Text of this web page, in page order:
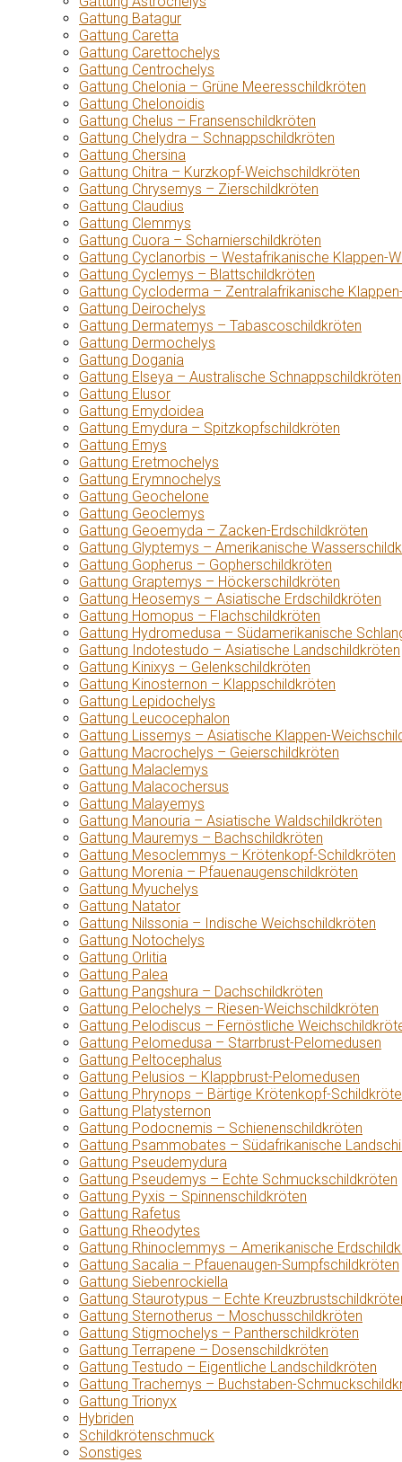
Gattung Batagur
Gattung Caretta
Gattung Carettochelys
Gattung Centrochelys
Gattung Chelonia – Grüne Meeresschildkröten
Gattung Chelonoidis
Gattung Chelus – Fransenschildkröten
Gattung Chelydra – Schnappschildkröten
Gattung Chersina
Gattung Chitra – Kurzkopf-Weichschildkröten
Gattung Chrysemys – Zierschildkröten
Gattung Claudius
Gattung Clemmys
Gattung Cuora – Scharnierschildkröten
Gattung Cyclanorbis – Westafrikanische Klappen-
Gattung Cyclemys – Blattschildkröten
Gattung Cycloderma – Zentralafrikanische
Gattung Deirochelys
Gattung Dermatemys – Tabascoschildkröten
Gattung Dermochelys
Gattung Dogania
Gattung Elseya – Australische Schnappschildkröten
Gattung Elusor
Gattung Emydoidea
Gattung Emydura – Spitzkopfschildkröten
Gattung Emys
Gattung Eretmochelys
Gattung Erymnochelys
Gattung Geochelone
Gattung Geoclemys
Gattung Geoemyda – Zacken-Erdschildkröten
Gattung Glyptemys – Amerikanische
Gattung Gopherus – Gopherschildkröten
Gattung Graptemys – Höckerschildkröten
Gattung Heosemys – Asiatische Erdschildkröten
Gattung Homopus – Flachschildkröten
Gattung Hydromedusa – Südamerikanische
Gattung Indotestudo – Asiatische Landschildkröten
Gattung Kinixys – Gelenkschildkröten
Gattung Kinosternon – Klappschildkröten
Gattung Lepidochelys
Gattung Leucocephalon
Gattung Lissemys – Asiatische Klappen-
Gattung Macrochelys – Geierschildkröten
Gattung Malaclemys
Gattung Malacochersus
Gattung Malayemys
Gattung Manouria – Asiatische Waldschildkröten
Gattung Mauremys – Bachschildkröten
Gattung Mesoclemmys – Krötenkopf-Schildkröten
Gattung Morenia – Pfauenaugenschildkröten
Gattung Myuchelys
Gattung Natator
Gattung Nilssonia – Indische Weichschildkröten
Gattung Notochelys
Gattung Orlitia
Gattung Palea
Gattung Pangshura – Dachschildkröten
Gattung Pelochelys – Riesen-Weichschildkröten
Gattung Pelodiscus – Fernöstliche
Gattung Pelomedusa – Starrbrust-Pelomedusen
Gattung Peltocephalus
Gattung Pelusios – Klappbrust-Pelomedusen
Gattung Phrynops – Bärtige Krötenkopf-
Gattung Platysternon
Gattung Podocnemis – Schienenschildkröten
Gattung Psammobates – Südafrikanische
Gattung Pseudemydura
Gattung Pseudemys – Echte Schmuckschildkröten
Gattung Pyxis – Spinnenschildkröten
Gattung Rafetus
Gattung Rheodytes
Gattung Rhinoclemmys – Amerikanische
Gattung Sacalia – Pfauenaugen-Sumpfschildkröten
Gattung Siebenrockiella
Gattung Staurotypus – Echte
Gattung Sternotherus – Moschusschildkröten
Gattung Stigmochelys – Pantherschildkröten
Gattung Terrapene – Dosenschildkröten
Gattung Testudo – Eigentliche Landschildkröten
Gattung Trachemys – Buchstaben-
Gattung Trionyx
Hybriden
Schildkrötenschmuck
Sonstiges